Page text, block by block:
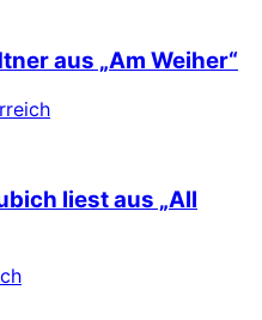
aus „Am Weiher“
liest aus „All